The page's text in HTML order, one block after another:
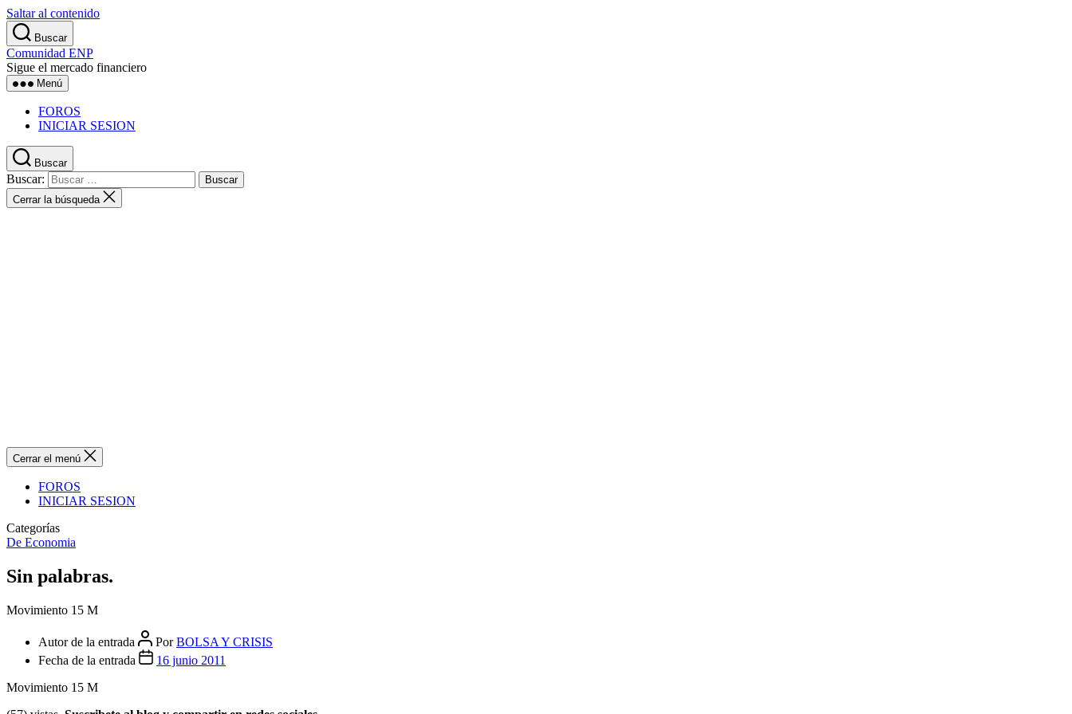
Saltar al contenido
Buscar
Comunidad ENP
Sigue el mercado financiero
Menú
FOROS
INICIAR SESION
Buscar
Buscar:
Cerrar la búsqueda
Cerrar el menú
FOROS
INICIAR SESION
Categorías
De Economia
Sin palabras.
Movimiento 15 M
Autor de la entrada PorBOLSA Y CRISIS
Fecha de la entrada
16 junio 2011
Movimiento 15 M